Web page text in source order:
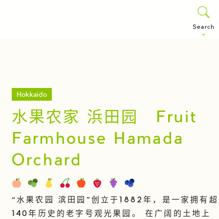
Search
Hokkaido
水果农家 浜田园 Fruit
Farmhouse Hamada
Orchard
“水果农园 滨田园”创立于1882年，是一家拥有
140年历史的老字号观光果园。 在广阔的土地上